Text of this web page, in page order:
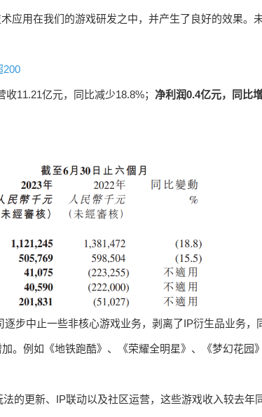
应用在我们的游戏研发之中，并产生了良好的效果。
200
11.21亿元，同比减少18.8%； 净利润0.4亿元，同比
步中止一些非核心游戏业务，剥离了IP衍生品业务，
。例如《地铁跑酷》、《荣耀全明星》、《梦幻花园
的更新、IP联动以及社区运营，这些游戏收入较去年